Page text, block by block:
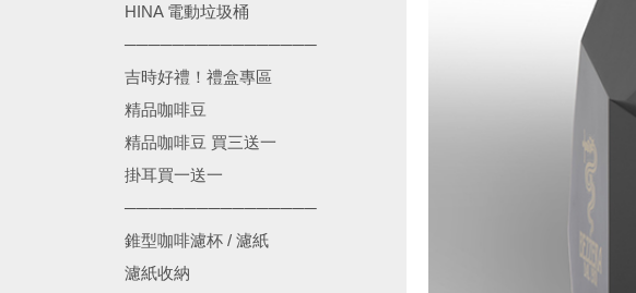
HINA 電動垃圾桶
────────────────
吉時好禮！禮盒專區
精品咖啡豆
精品咖啡豆 買三送一
掛耳買一送一
────────────────
錐型咖啡濾杯 / 濾紙
濾紙收納